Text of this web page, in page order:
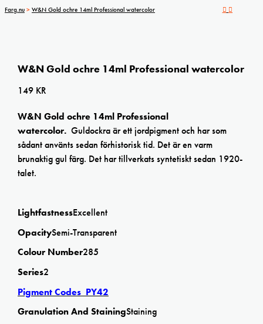
Farg.nu > W&N Gold ochre 14ml Professional watercolor
W&N Gold ochre 14ml Professional watercolor
149 KR
W&N Gold ochre 14ml Professional
watercolor. Guldockra är ett jordpigment och har som
sådant använts sedan förhistorisk tid. Det är en varm
brunaktig gul färg. Det har tillverkats syntetiskt sedan 1920-
talet.
LightfastnessExcellent
OpacitySemi-Transparent
Colour Number285
Series2
Pigment Codes PY42
Granulation And StainingStaining